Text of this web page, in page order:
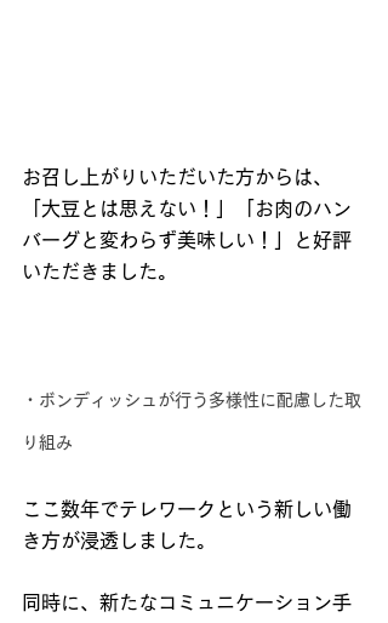
お召し上がりいただいた方からは、
「大豆とは思えない！」「お肉のハン
バーグと変わらず美味しい！」と好評
いただきました。
・ボンディッシュが行う多様性に配慮した取
り組み
ここ数年でテレワークという新しい働
き方が浸透しました。
同時に、新たなコミュニケーション手